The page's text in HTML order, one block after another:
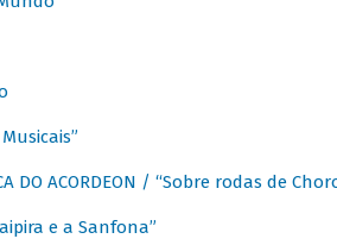
DO ACORDEON / “Sobre rodas de
e a Sanfona”